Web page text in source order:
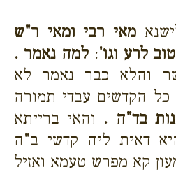
מאי רבי ומאי ר"ש
לרע וגו':למה נאמר .
והלא כבר נאמר לא
כל הקדשים עבדי תמורה
בד"ה . והאי ברייתא
דאית ליה קדשי ב"ה
קא מפרש טעמא ואזיל